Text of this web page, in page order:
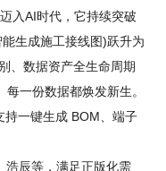
入AI时代，它持续突破
生成施工接线图)跃升为
、数据资产全生命周期
一份数据都焕发新生。
持一键生成 BOM、端子
浩辰等，满足正版化需